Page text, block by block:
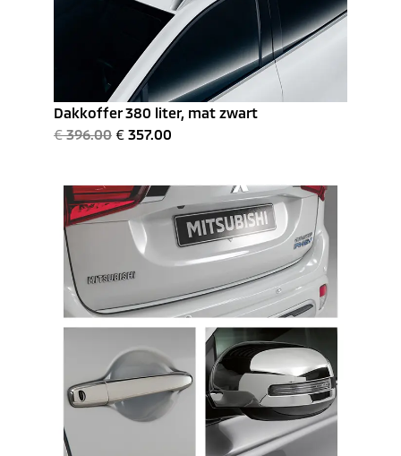
Dakkoffer 380 liter, mat zwart
€ 396.00 € 357.00